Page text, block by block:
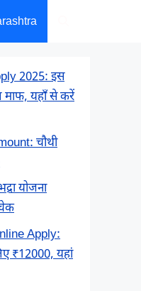
2025: इस
माफ, यहाँ से करें
चौथी
योजना
Apply:
₹12000, यहां